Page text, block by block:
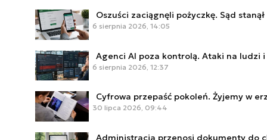
Oszuści zaciągnęli pożyczkę. Sąd
6 sierpnia 2026, 14:05
Agenci AI poza kontrolą. Ataki na ludzi
6 sierpnia 2026, 12:37
Cyfrowa przepaść pokoleń. Żyjemy w
30 lipca 2026, 09:44
Administracja przenosi dokumenty do